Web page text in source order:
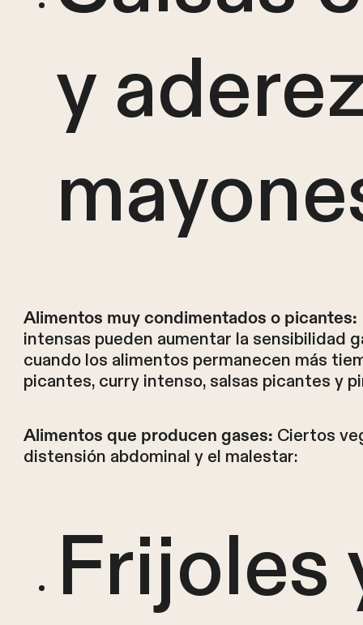
y
Alimentos muy condimentados o picantes:
intensas pueden aumentar la sensibilidad
cuando los alimentos permanecen más
picantes, curry intenso, salsas picantes y
Alimentos que producen gases: Ciertos
distensión abdominal y el malestar:
Frijoles